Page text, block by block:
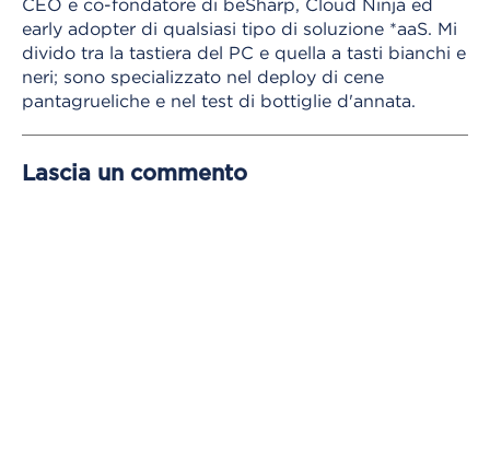
CEO e co-fondatore di beSharp, Cloud Ninja ed
early adopter di qualsiasi tipo di soluzione *aaS. Mi
divido tra la tastiera del PC e quella a tasti bianchi e
neri; sono specializzato nel deploy di cene
pantagrueliche e nel test di bottiglie d'annata.
Lascia un commento